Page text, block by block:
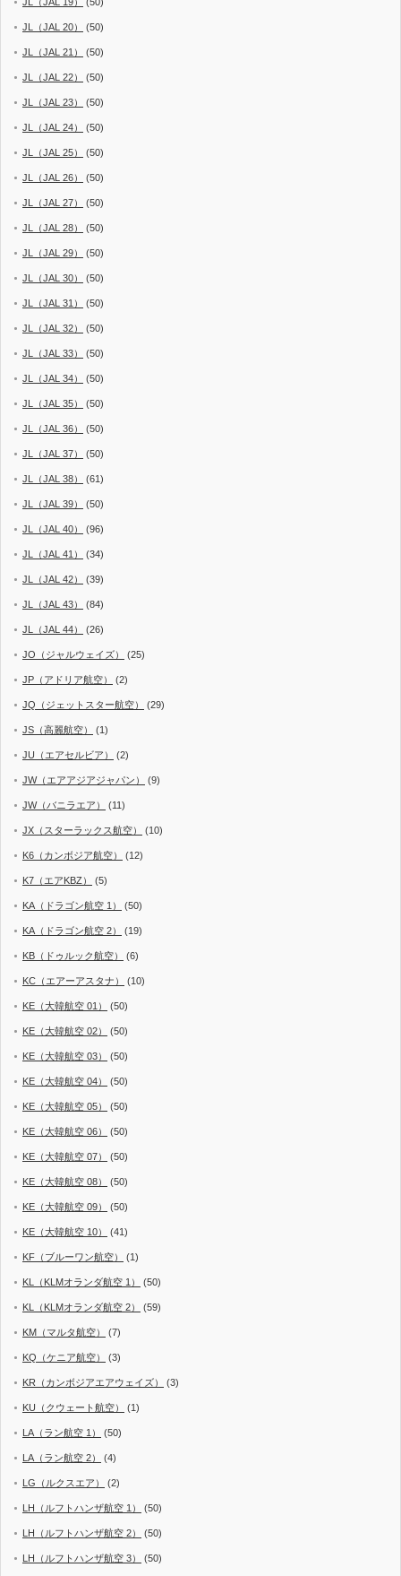
JL（JAL 20） (50)
JL（JAL 21） (50)
JL（JAL 22） (50)
JL（JAL 23） (50)
JL（JAL 24） (50)
JL（JAL 25） (50)
JL（JAL 26） (50)
JL（JAL 27） (50)
JL（JAL 28） (50)
JL（JAL 29） (50)
JL（JAL 30） (50)
JL（JAL 31） (50)
JL（JAL 32） (50)
JL（JAL 33） (50)
JL（JAL 34） (50)
JL（JAL 35） (50)
JL（JAL 36） (50)
JL（JAL 37） (50)
JL（JAL 38） (61)
JL（JAL 39） (50)
JL（JAL 40） (96)
JL（JAL 41） (34)
JL（JAL 42） (39)
JL（JAL 43） (84)
JL（JAL 44） (26)
JO（ジャルウェイズ） (25)
JP（アドリア航空） (2)
JQ（ジェットスター航空） (29)
JS（高麗航空） (1)
JU（エアセルビア） (2)
JW（エアアジアジャパン） (9)
JW（バニラエア） (11)
JX（スターラックス航空） (10)
K6（カンボジア航空） (12)
K7（エアKBZ） (5)
KA（ドラゴン航空 1） (50)
KA（ドラゴン航空 2） (19)
KB（ドゥルック航空） (6)
KC（エアーアスタナ） (10)
KE（大韓航空 01） (50)
KE（大韓航空 02） (50)
KE（大韓航空 03） (50)
KE（大韓航空 04） (50)
KE（大韓航空 05） (50)
KE（大韓航空 06） (50)
KE（大韓航空 07） (50)
KE（大韓航空 08） (50)
KE（大韓航空 09） (50)
KE（大韓航空 10） (41)
KF（ブルーワン航空） (1)
KL（KLMオランダ航空 1） (50)
KL（KLMオランダ航空 2） (59)
KM（マルタ航空） (7)
KQ（ケニア航空） (3)
KR（カンボジアエアウェイズ） (3)
KU（クウェート航空） (1)
LA（ラン航空 1） (50)
LA（ラン航空 2） (4)
LG（ルクスエア） (2)
LH（ルフトハンザ航空 1） (50)
LH（ルフトハンザ航空 2） (50)
LH（ルフトハンザ航空 3） (50)